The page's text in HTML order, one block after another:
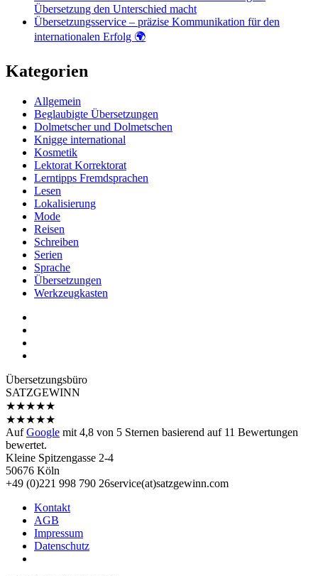
Übersetzung den Unterschied macht
Übersetzungsservice – präzise Kommunikation für den
internationalen Erfolg 🌍
Kategorien
Allgemein
Beglaubigte Übersetzungen
Dolmetscher und Dolmetschen
Knigge international
Kosmetik
Lektorat Korrektorat
Lerntipps Fremdsprachen
Lesen
Lokalisierung
Mode
Reisen
Schreiben
Serien
Sprache
Übersetzungen
Werkzeugkasten
Übersetzungs­büro
SATZGEWINN
★★★★★
★★★★★
AufGoogle mit 4,8 von 5 Sternen basierend auf 11 Bewertungen
bewertet.
Kleine Spitzengasse 2-4
50676 Köln
+49 (0)221 998 790 26service(at)satz­gewinn.com
Kontakt
AGB
Impressum
Datenschutz